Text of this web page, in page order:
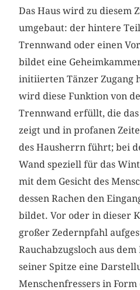
Das Haus wird zu diesem
umgebaut: der hintere
Trennwand oder einen
bildet eine
initiierten Tänzer Zugang
wird diese Funktion von
Trennwand erfüllt, die
zeigt und in profanen
des Hausherrn führt; bei
Wand speziell für das
mit dem Gesicht des
dessen Rachen den
bildet. Vor oder in dieser
großer Zedernpfahl
Rauchabzugsloch aus
seiner Spitze eine
Menschenfressers in